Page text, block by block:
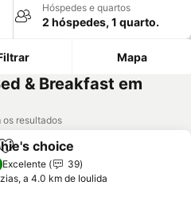
Hóspedes e quartos
2 hóspedes, 1 quarto.
Mapa
& Breakfast em
os resultados
Adicionar aos favoritos
choice
Excelente
39
a 4.0 km de Ioulida